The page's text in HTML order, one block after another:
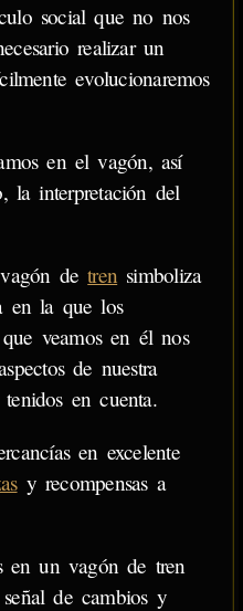
social que no nos
realizar un
evolucionaremos
en el vagón, así
la interpretación del
detren simboliza
en la que los
veamos en él nos
de nuestra
en cuenta.
en excelente
y recompensas a
en un vagón de tren
de cambios y